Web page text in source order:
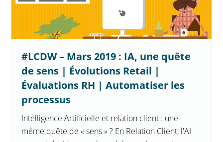
#LCDW – Mars 2019 : IA, une quête
de sens | Évolutions Retail |
Évaluations RH | Automatiser les
processus
Intelligence Artificielle et relation client : une
même quête de « sens » ? En Relation Client, l'AI